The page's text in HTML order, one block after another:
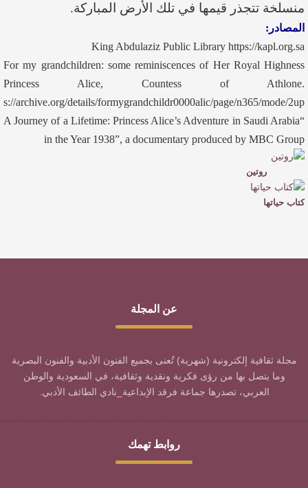
منسلخة تتجذر قيمها في تلك الأرض المباركة.
المصادر:
King Abdulaziz Public Library https://kapl.org.sa
For my grandchildren: some reminiscences of Her Royal Highness
Princess Alice, Countess of Athlone.
archive.org/details/formygrandchildr0000alic/page/n365/mode/2up
“A Journey of a Lifetime: Princess Alice’s Adventure in Saudi Arabia
in the Year 1938”, a documentary produced by MBC Group
روتين
كتاب حياتها
عن المجلة
مجلة ثقافية إلكترونية (شهرية) تُعنى بجميع الفنون الأدبية والفنون البصرية
وما يتصل بها من رؤى فكرية ونقدية وثقافية، في السعودية والوطن
العربي، تصدرها جماعة فرقد الإبداعية_نادي الطائف الأدبي.
روابط تهمك